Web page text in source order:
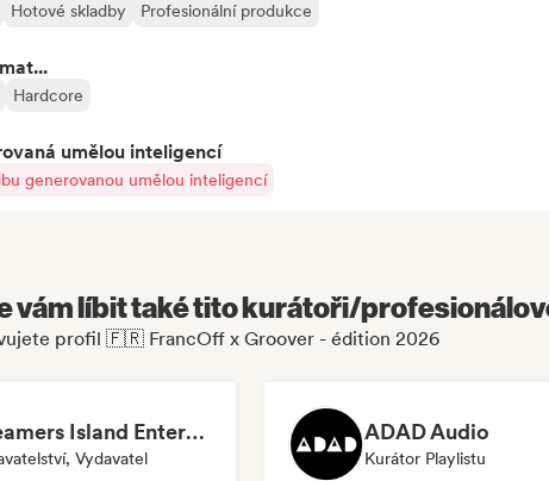
Hotové skladby Profesionální produkce
Hardcore
umělou inteligencí
generovanou umělou inteligencí
vám líbit také tito kurátoři/
profil 🇫🇷 FrancOff x Groover - édition 2026
Dreamers Island Entertainment
Vydavatel
ADAD Audio
Kurátor Playlistu